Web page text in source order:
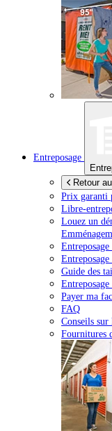
Entreposage
Retour
Prix garanti
Libre-
Louez un
Guide des
Payer ma
FAQ
Conseils sur
Fournitures